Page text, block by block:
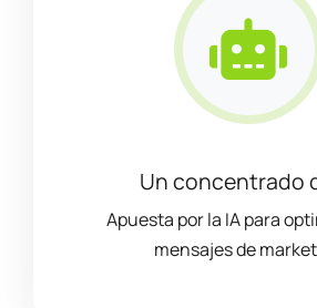
Un concentrado
Apuesta por la IA para
mensajes de